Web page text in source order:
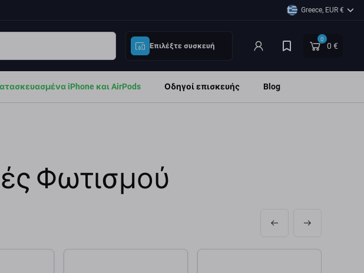
Greece, EUR €
Επιλέξτε συσκευή
0
0 €
iPhone και AirPods Οδηγοί επισκευής Blog
Φωτισμού